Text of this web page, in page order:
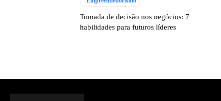
Tomada de decisão nos negócios: 7
habilidades para futuros líderes